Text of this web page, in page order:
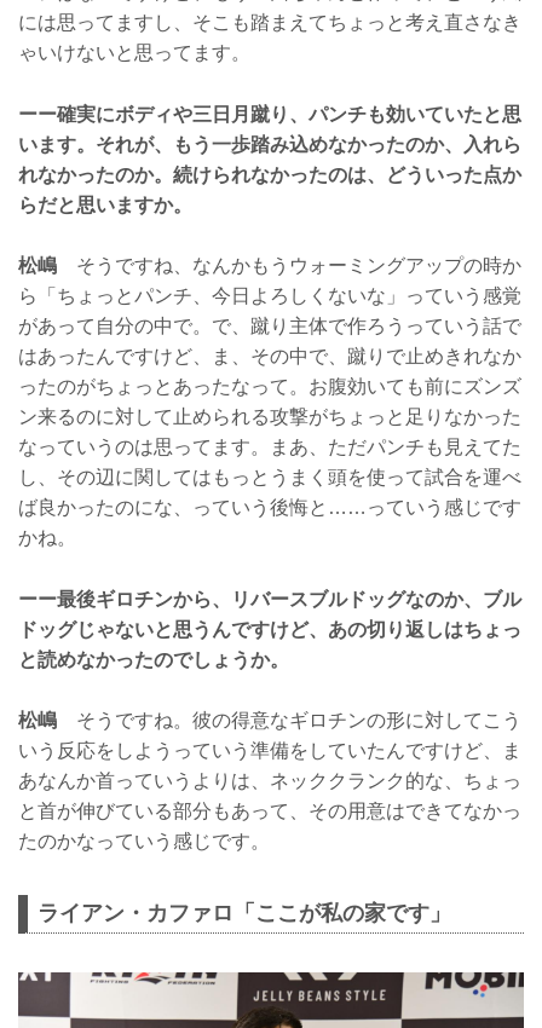
には思ってますし、そこも踏まえてちょっと考え直さなき
ゃいけないと思ってます。
ーー確実にボディや三日月蹴り、パンチも効いていたと思
います。それが、もう一歩踏み込めなかったのか、入れら
れなかったのか。続けられなかったのは、どういった点か
らだと思いますか。
松嶋 そうですね、なんかもうウォーミングアップの時か
ら「ちょっとパンチ、今日よろしくないな」っていう感覚
があって自分の中で。で、蹴り主体で作ろうっていう話で
はあったんですけど、ま、その中で、蹴りで止めきれなか
ったのがちょっとあったなって。お腹効いても前にズンズ
ン来るのに対して止められる攻撃がちょっと足りなかった
なっていうのは思ってます。まあ、ただパンチも見えてた
し、その辺に関してはもっとうまく頭を使って試合を運べ
ば良かったのにな、っていう後悔と……っていう感じです
かね。
ーー最後ギロチンから、リバースブルドッグなのか、ブル
ドッグじゃないと思うんですけど、あの切り返しはちょっ
と読めなかったのでしょうか。
松嶋 そうですね。彼の得意なギロチンの形に対してこう
いう反応をしようっていう準備をしていたんですけど、ま
あなんか首っていうよりは、ネッククランク的な、ちょっ
と首が伸びている部分もあって、その用意はできてなかっ
たのかなっていう感じです。
ライアン・カファロ「ここが私の家です」